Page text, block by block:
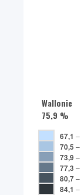
Wallonie
75,9 %
67,1 –
70,5 –
73,9–
77,3 –
80,7–
84,1 –